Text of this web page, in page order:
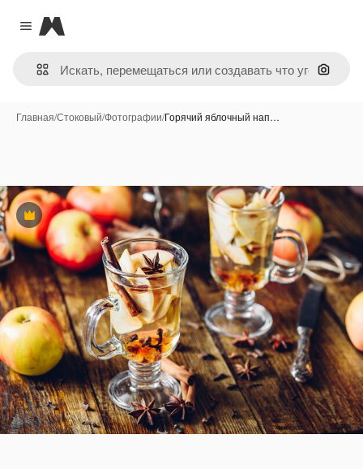
Close menu
Magnific
Поиск
Главная/Стоковый/Фотографии/Горячий яблочный нап…
Премиум